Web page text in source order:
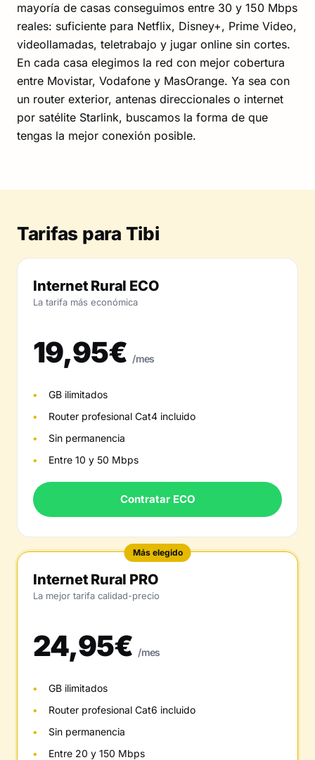
mayoría de casas conseguimos entre 30 y 150 Mbps
reales: suficiente para Netflix, Disney+, Prime Video,
videollamadas, teletrabajo y jugar online sin cortes.
En cada casa elegimos la red con mejor cobertura
entre Movistar, Vodafone y MasOrange. Ya sea con
un router exterior, antenas direccionales o internet
por satélite Starlink, buscamos la forma de que
tengas la mejor conexión posible.
Tarifas para Tibi
Internet Rural ECO
La tarifa más económica
19,95€ /mes
GB ilimitados
Router profesional Cat4 incluido
Sin permanencia
Entre 10 y 50 Mbps
Contratar ECO
Más elegido
Internet Rural PRO
La mejor tarifa calidad-precio
24,95€ /mes
GB ilimitados
Router profesional Cat6 incluido
Sin permanencia
Entre 20 y 150 Mbps